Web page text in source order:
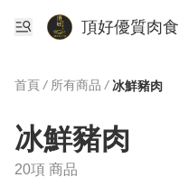
頂好優質肉食
首頁 / 所有商品 / 冰鮮豬肉
冰鮮豬肉
20項 商品